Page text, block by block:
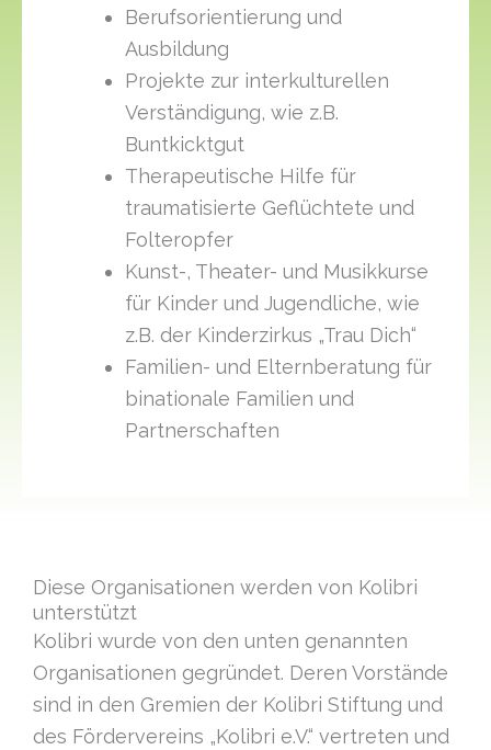
Berufsorientierung und
Ausbildung
Projekte zur interkulturellen
Verständigung, wie z.B.
Buntkicktgut
Therapeutische Hilfe für
traumatisierte Geflüchtete und
Folteropfer
Kunst-, Theater- und Musikkurse
für Kinder und Jugendliche, wie
z.B. der Kinderzirkus „Trau Dich“
Familien- und Elternberatung für
binationale Familien und
Partnerschaften
Diese Organisationen werden von Kolibri
unterstützt
Kolibri wurde von den unten genannten
Organisationen gegründet. Deren Vorstände
sind in den Gremien der Kolibri Stiftung und
des Fördervereins „Kolibri e.V.“ vertreten und